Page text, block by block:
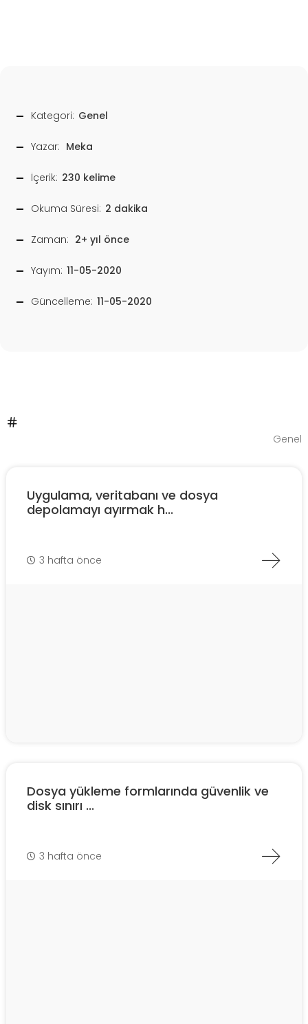
Kategori: Genel
Yazar: Meka
İçerik: 230 kelime
Okuma Süresi: 2 dakika
Zaman: 2+ yıl önce
Yayım: 11-05-2020
Güncelleme: 11-05-2020
Genel
Uygulama, veritabanı ve dosya
depolamayı ayırmak h...
3 hafta önce
Dosya yükleme formlarında güvenlik ve
disk sınırı ...
3 hafta önce